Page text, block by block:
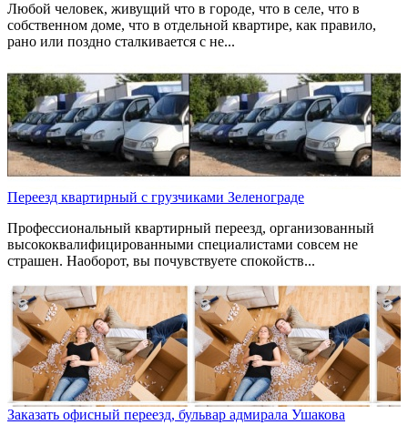
Любой человек, живущий что в городе, что в селе, что в
собственном доме, что в отдельной квартире, как правило,
рано или поздно сталкивается с не...
Переезд квартирный с грузчиками Зеленограде
Профессиональный квартирный переезд, организованный
высококвалифицированными специалистами совсем не
страшен. Наоборот, вы почувствуете спокойств...
Заказать офисный переезд, бульвар адмирала Ушакова